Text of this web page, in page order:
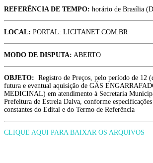
REFERÊNCIA DE TEMPO: horário de Brasília
LOCAL: PORTAL: LICITANET.COM.BR
MODO DE DISPUTA: ABERTO
OBJETO: Registro de Preços, pelo período de 12
futura e eventual aquisição de GÁS
MEDICINAL) em atendimento à Secretaria
Prefeitura de Estrela Dalva, conforme
constantes do Edital e do Termo de Referência
CLIQUE AQUI PARA BAIXAR OS ARQUIVOS